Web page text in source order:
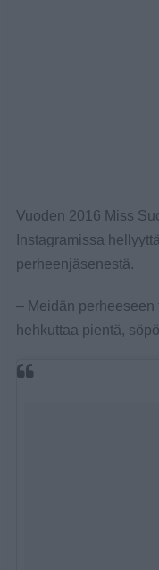
Vuoden 2016 Miss
Instagramissa
perheenjäsenestä.
– Meidän
hehkuttaa pientä,